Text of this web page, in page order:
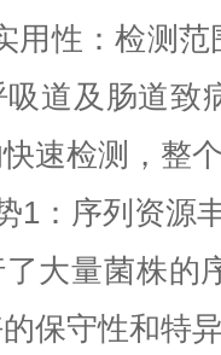
用性：检测
吸道及肠道致
速检测，整
1 ：序列资源
大量菌株的
保守性和特异